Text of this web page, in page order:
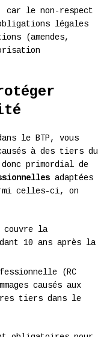
car le non-respect
légales
(amendes,
le BTP, vous
à des tiers du
primordial de
adaptées
celles-ci, on
la
10 ans après la
(RC
causés aux
tiers dans le